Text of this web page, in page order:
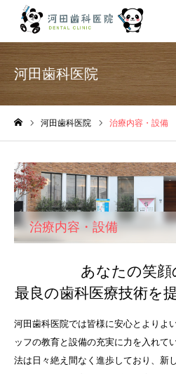
河田歯科医院
河田歯科医院 治療内容・設備
治療内容・設備
あなたの笑顔
最良の歯科医療技術を
河田歯科医院では皆様に安心とよりよ
ッフの教育と設備の充実に力を入れて
法は日々絶え間なく進歩しており、新